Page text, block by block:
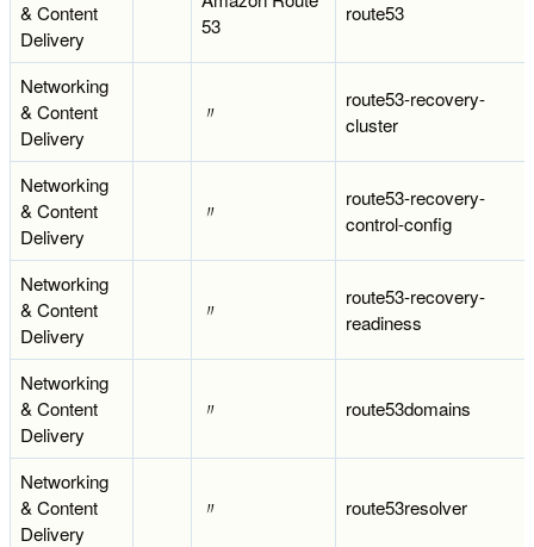
& Content
Delivery
53
route53
Networking
& Content
Delivery
〃
route53-recovery-
cluster
Networking
& Content
Delivery
〃
route53-recovery-
control-config
Networking
& Content
Delivery
〃
route53-recovery-
readiness
Networking
& Content
Delivery
〃 route53domains
Networking
& Content
Delivery
〃 route53resolver